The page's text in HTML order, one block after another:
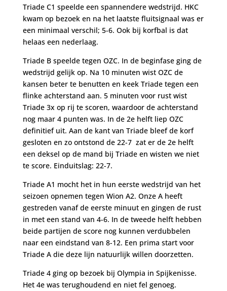
Triade C1 speelde een spannendere wedstrijd. HKC
kwam op bezoek en na het laatste fluitsignaal was er
een minimaal verschil; 5-6. Ook bij korfbal is dat
helaas een nederlaag.
Triade B speelde tegen OZC. In de beginfase ging de
wedstrijd gelijk op. Na 10 minuten wist OZC de
kansen beter te benutten en keek Triade tegen een
flinke achterstand aan. 5 minuten voor rust wist
Triade 3x op rij te scoren, waardoor de achterstand
nog maar 4 punten was. In de 2e helft liep OZC
definitief uit. Aan de kant van Triade bleef de korf
gesloten en zo ontstond de 22-7 zat er de 2e helft
een deksel op de mand bij Triade en wisten we niet
te score. Einduitslag: 22-7.
Triade A1 mocht het in hun eerste wedstrijd van het
seizoen opnemen tegen Wion A2. Onze A heeft
gestreden vanaf de eerste minuut en gingen de rust
in met een stand van 4-6. In de tweede helft hebben
beide partijen de score nog kunnen verdubbelen
naar een eindstand van 8-12. Een prima start voor
Triade A die deze lijn natuurlijk willen doorzetten.
Triade 4 ging op bezoek bij Olympia in Spijkenisse.
Het 4e was terughoudend en niet fel genoeg.